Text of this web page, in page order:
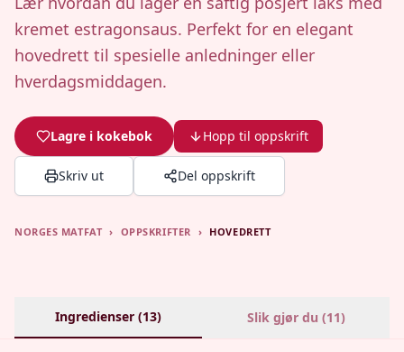
kremet estragonsaus. Perfekt for en elegant
hovedrett til spesielle anledninger eller
hverdagsmiddagen.
Lagre i kokebok Hopp til oppskrift
Skriv ut Del oppskrift
NORGES MATFAT › OPPSKRIFTER › HOVEDRETT
Ingredienser (13) Slik gjør du (11)